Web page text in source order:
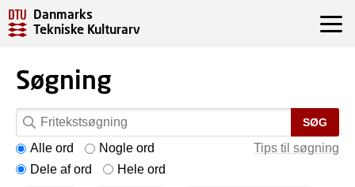
Danmarks
Tekniske Kulturarv
Søgning
SØG
Tips til søgning
Alle ord
Nogle ord
Dele af ord
Hele ord